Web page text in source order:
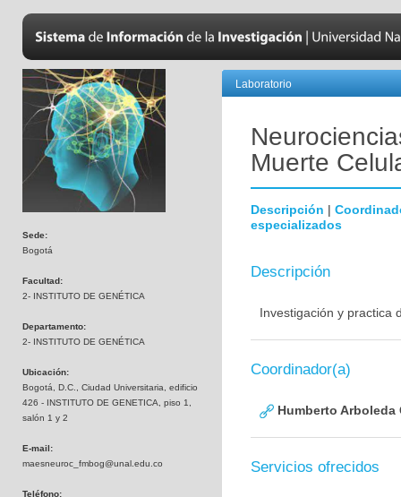
Sede:
Bogotá
Facultad:
2- INSTITUTO DE GENÉTICA
Departamento:
2- INSTITUTO DE GENÉTICA
Ubicación:
Bogotá, D.C., Ciudad Universitaria, edificio
426 - INSTITUTO DE GENETICA, piso 1,
salón 1 y 2
E-mail:
maesneuroc_fmbog@unal.edu.co
Teléfono:
Laboratorio
Muerte
Descripción |
especializados
Descripción
Investigación y practica
Coordinador(a)
Humberto Arboleda
Servicios ofrecidos